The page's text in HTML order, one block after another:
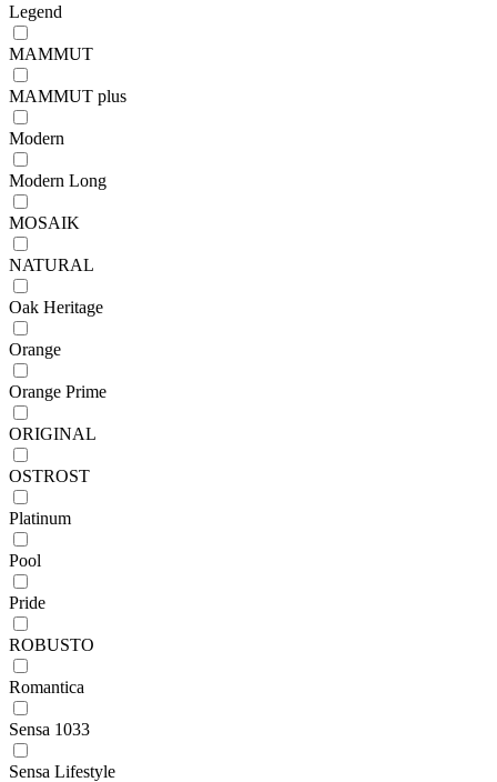
Legend
MAMMUT
MAMMUT plus
Modern
Modern Long
MOSAIK
NATURAL
Oak Heritage
Orange
Orange Prime
ORIGINAL
OSTROST
Platinum
Pool
Pride
ROBUSTO
Romantica
Sensa 1033
Sensa Lifestyle